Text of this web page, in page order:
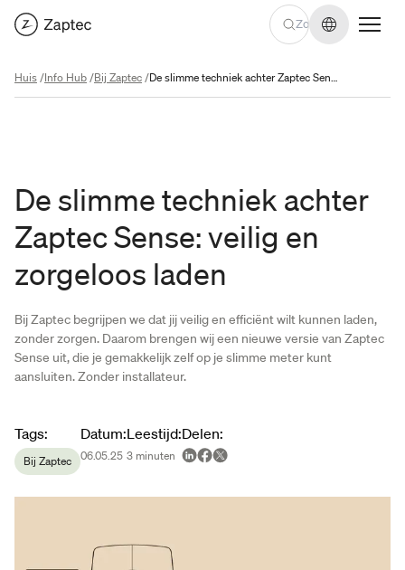
Taal
Huis/Info Hub/Bij Zaptec/ De slimme techniek achter Zaptec Sense: veilig en zorgeloos laden
De slimme techniek achter
Zaptec Sense: veilig en
zorgeloos laden
Bij Zaptec begrijpen we dat jij veilig en efficiënt wilt kunnen laden,
zonder zorgen. Daarom brengen wij een nieuwe versie van Zaptec
Sense uit, die je gemakkelijk zelf op je slimme meter kunt
aansluiten. Zonder installateur.
Article metadata
Tags:
Bij Zaptec
Datum:
06.05.25
Leestijd:
3 minuten
Delen: